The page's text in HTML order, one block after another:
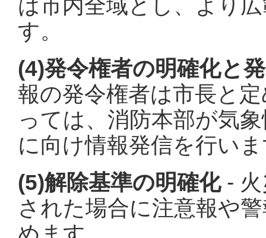
は市内全域とし、より
す。
(4)発令権者の明確化と
報の発令権者は市長と
っては、消防本部が気
に向け情報発信を行い
(5)解除基準の明確化- 火
された場合に注意報や